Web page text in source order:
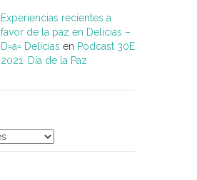
Experiencias recientes a
favor de la paz en Delicias –
D=a= Delicias en Podcast 30E
2021. Día de la Paz